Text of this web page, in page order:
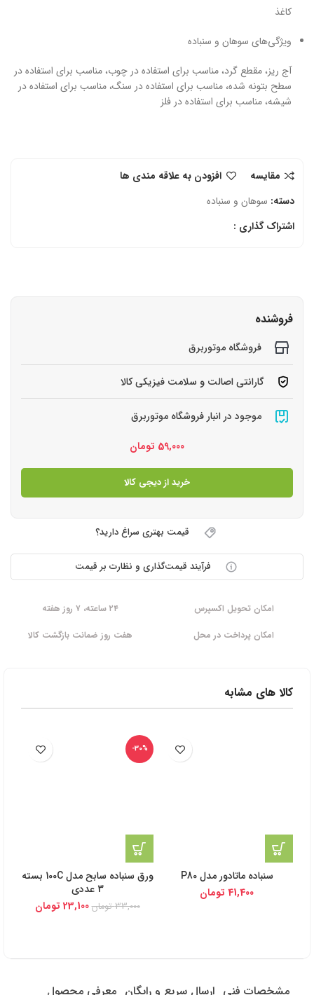
کاغذ
ویژگی‌های سوهان و سنباده
آج ریز، مقطع گرد، مناسب برای استفاده در چوب، مناسب برای استفاده در
سطح بتونه شده، مناسب برای استفاده در سنگ، مناسب برای استفاده در
شیشه، مناسب برای استفاده در فلز
مقایسه
افزودن به علاقه مندی ها
دسته: سوهان و سنباده
اشتراک گذاری :
فروشنده
فروشگاه موتوربرق
گارانتی اصالت و سلامت فیزیکی کالا
موجود در انبار فروشگاه موتوربرق
59,000 تومان
خرید از دیجی کالا
قیمت بهتری سراغ دارید؟
فرآیند قیمت‌گذاری و نظارت بر قیمت
امکان تحویل اکسپرس
۲۴ ساعته، ۷ روز هفته
امکان پرداخت در محل
هفت روز ضمانت بازگشت کالا
کالا های مشابه
سنباده ماتادور مدل P80
41,400 تومان
-30%
ورق سنباده سابح مدل 100C بسته
3 عددی
33,000 تومان 23,100 تومان
مشخصات فنی ارسال سریع و رایگان معرفی محصول